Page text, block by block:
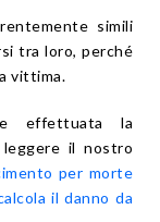
simili
tra loro, perché
vittima.
effettuata la
leggere il nostro
per morte
il danno da